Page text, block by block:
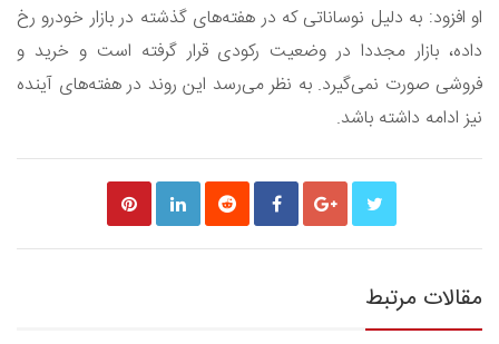
او افزود: به دلیل نوساناتی که در هفته‌های گذشته در بازار خودرو رخ
داده، بازار مجددا در وضعیت رکودی قرار گرفته است و خرید و
فروشی صورت نمی‌گیرد. به نظر می‌رسد این روند در هفته‌های آینده
نیز ادامه داشته باشد.
مقالات مرتبط